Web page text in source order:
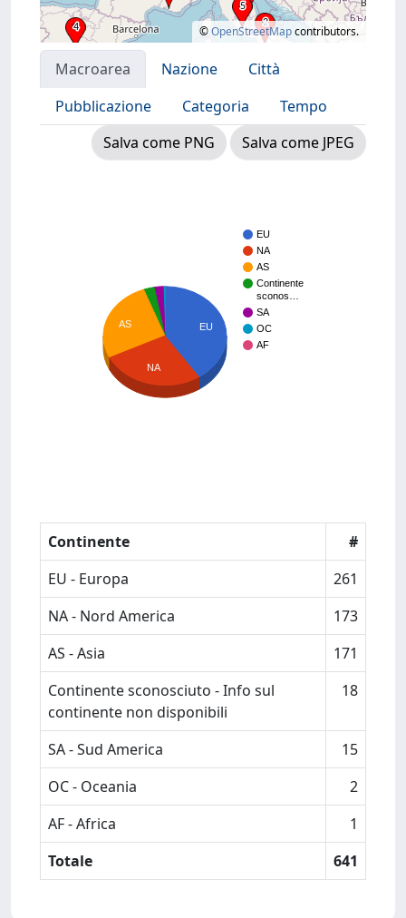
©OpenStreetMapcontributors.
Macroarea Nazione
Città
Pubblicazione
Categoria
Tempo
Salva come PNG
Salva come JPEG
EU
NA
AS
Continente
sconos…
SA
OC
AF
EU
AS
NA
Continente
#
EU - Europa
261
NA - Nord America
173
AS - Asia
171
Continente sconosciuto - Info sul
continente non disponibili
18
SA - Sud America
15
OC - Oceania
2
AF - Africa
1
Totale
641